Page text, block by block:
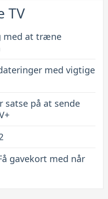
TV
med at træne
med vigtige
satse på at sende
gavekort med når